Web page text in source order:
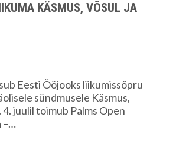
KÄSMUS, VÕSUL JA
Eesti Ööjooks liikumissõpru
sündmusele Käsmus,
juulil toimub Palms Open
–…